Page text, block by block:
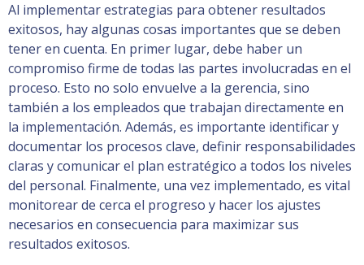
Al implementar estrategias para obtener resultados
exitosos, hay algunas cosas importantes que se deben
tener en cuenta. En primer lugar, debe haber un
compromiso firme de todas las partes involucradas en el
proceso. Esto no solo envuelve a la gerencia, sino
también a los empleados que trabajan directamente en
la implementación. Además, es importante identificar y
documentar los procesos clave, definir responsabilidades
claras y comunicar el plan estratégico a todos los niveles
del personal. Finalmente, una vez implementado, es vital
monitorear de cerca el progreso y hacer los ajustes
necesarios en consecuencia para maximizar sus
resultados exitosos.